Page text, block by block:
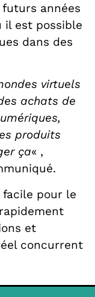
futurs années
il est possible
dans des
virtuels
achats de
produits
ça« ,
facile pour le
et
concurrent